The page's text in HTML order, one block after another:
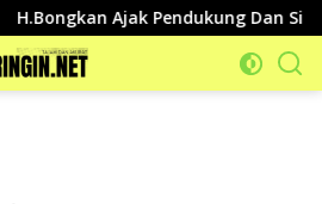
Ajak Pendukung Dan